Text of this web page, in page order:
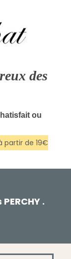
des
ou
.